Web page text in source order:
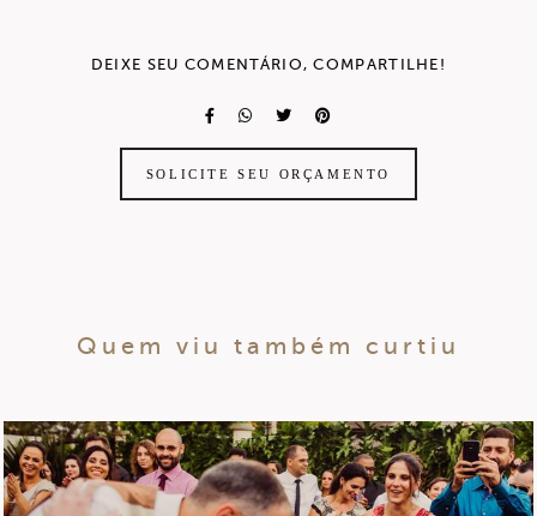
DEIXE SEU COMENTÁRIO, COMPARTILHE!
SOLICITE SEU ORÇAMENTO
Quem viu também curtiu